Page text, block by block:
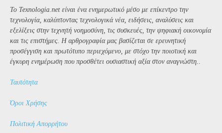
Το Texnologia.net είναι ένα ενημερωτικό μέσο με επίκεντρο την
τεχνολογία, καλύπτοντας τεχνολογικά νέα, ειδήσεις, αναλύσεις και
εξελίξεις στην τεχνητή νοημοσύνη, τις συσκευές, την ψηφιακή οικονομία
και τις επιστήμες. Η αρθρογραφία μας βασίζεται σε ερευνητική
προσέγγιση και πρωτότυπο περιεχόμενο, με στόχο την ποιοτική και
έγκυρη ενημέρωση που προσθέτει ουσιαστική αξία στον αναγνώστη..
Ταυτότητα
Όροι Χρήσης
Πολιτική Απορρήτου